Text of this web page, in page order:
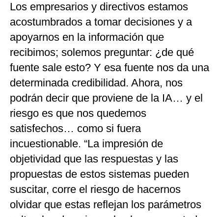
Los empresarios y directivos estamos
acostumbrados a tomar decisiones y a
apoyarnos en la información que
recibimos; solemos preguntar: ¿de qué
fuente sale esto? Y esa fuente nos da una
determinada credibilidad. Ahora, nos
podrán decir que proviene de la IA… y el
riesgo es que nos quedemos
satisfechos… como si fuera
incuestionable. “La impresión de
objetividad que las respuestas y las
propuestas de estos sistemas pueden
suscitar, corre el riesgo de hacernos
olvidar que estas reflejan los parámetros